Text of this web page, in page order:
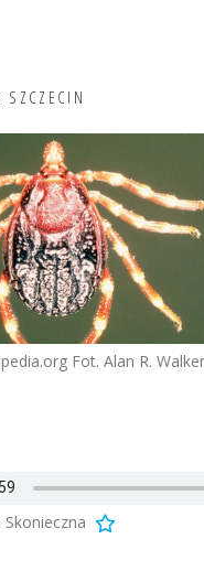
SZCZECIN
Fot. Alan R.
Skonieczna